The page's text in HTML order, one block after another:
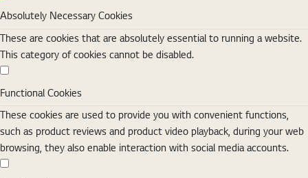
Absolutely Necessary Cookies
These are cookies that are absolutely essential to running a website.
This category of cookies cannot be disabled.
Functional Cookies
Functional Cookies
These cookies are used to provide you with convenient functions,
such as product reviews and product video playback, during your web
browsing, they also enable interaction with social media accounts.
Social media